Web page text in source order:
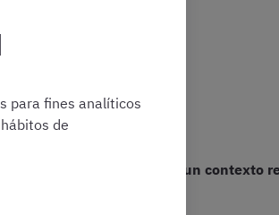
funciones concretas en un contexto
para fines analíticos
de